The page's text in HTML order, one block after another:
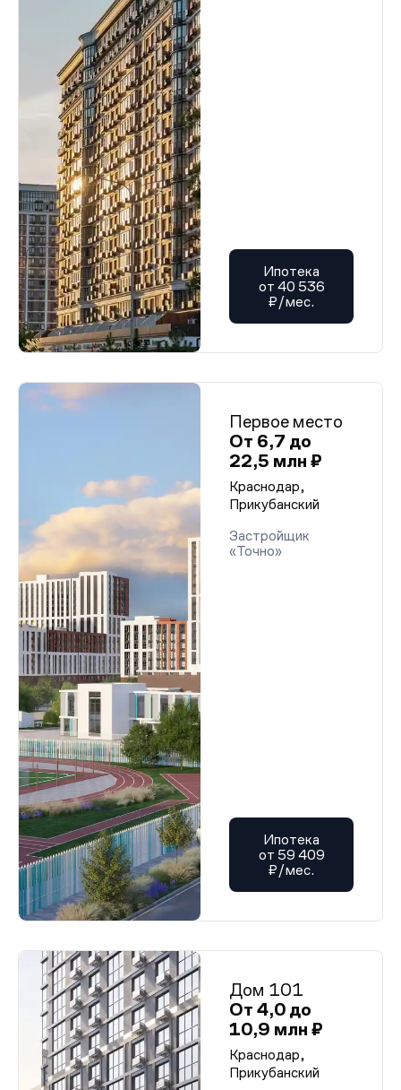
Ипотека
от 40 536
₽/мес.
Первое место
От 6,7 до
22,5 млн ₽
Краснодар,
Прикубанский
Застройщик
«Точно»
Ипотека
от 59 409
₽/мес.
Дом 101
От 4,0 до
10,9 млн ₽
Краснодар,
Прикубанский